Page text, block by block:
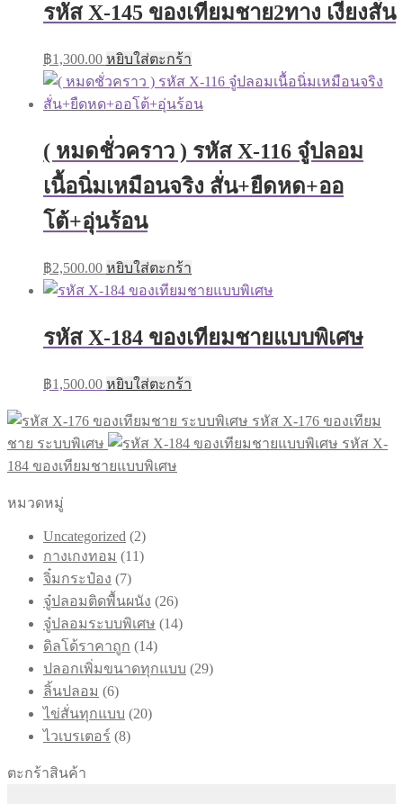
รหัส X-145 ของเทียมชาย2ทาง เงี่ยงสั่น
฿1,300.00 หยิบใส่ตะกร้า
( หมดชั่วคราว ) รหัส X-116 จู๋ปลอม
เนื้อนิ่มเหมือนจริง สั่น+ยืดหด+ออ
โต้+อุ่นร้อน
฿2,500.00 หยิบใส่ตะกร้า
รหัส X-184 ของเทียมชายแบบพิเศษ
฿1,500.00 หยิบใส่ตะกร้า
รหัส X-176 ของเทียม
ชาย ระบบพิเศษ
รหัส X-
184 ของเทียมชายแบบพิเศษ
หมวดหมู่
Uncategorized 22
สินค้า
กางเกงทอม 1111
จิ๋มกระป๋อง 77
สินค้า
จู๋ปลอมติดพื้นผนัง 2626
สินค้า
จู๋ปลอมระบบพิเศษ 1414
ดิลโด้ราคาถูก 1414
ปลอกเพิ่มขนาดทุกแบบ 2929
ลิ้นปลอม 66
สินค้า
ไข่สั่นทุกแบบ 2020
ไวเบรเตอร์ 88
ตะกร้าสินค้า